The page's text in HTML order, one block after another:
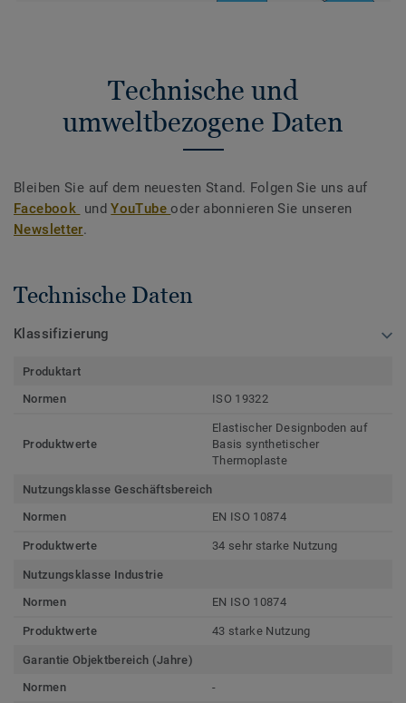
Technische und
umweltbezogene Daten
Bleiben Sie auf dem neuesten Stand. Folgen Sie uns auf
Facebook undYouTubeoder abonnieren Sie unseren
Newsletter.
Technische Daten
Klassifizierung
Produktart
Normen
ISO 19322
Produktwerte
Elastischer Designboden auf
Basis synthetischer
Thermoplaste
Nutzungsklasse Geschäftsbereich
Normen
EN ISO 10874
Produktwerte 34 sehr starke Nutzung
Nutzungsklasse Industrie
Normen
EN ISO 10874
Produktwerte 43 starke Nutzung
Garantie Objektbereich (Jahre)
Normen
-